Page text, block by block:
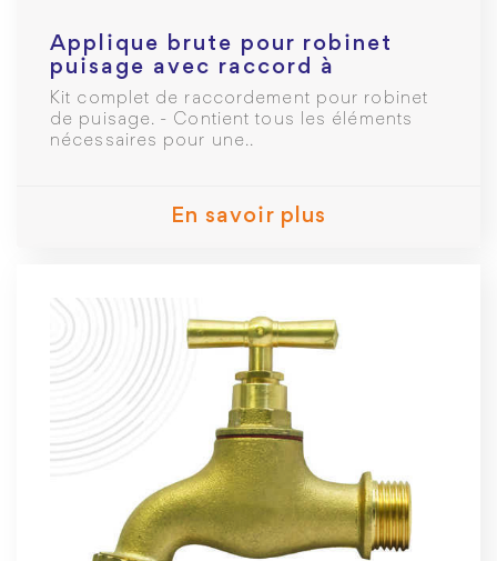
Applique brute pour robinet
puisage avec raccord à
glissement PER Ø16mm F 1/2
Kit complet de raccordement pour robinet
de puisage. - Contient tous les éléments
nécessaires pour une..
En savoir plus